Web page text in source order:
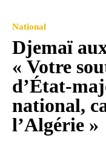
National
Djemaï
« Votre
d’État-
national,
l’Algérie »